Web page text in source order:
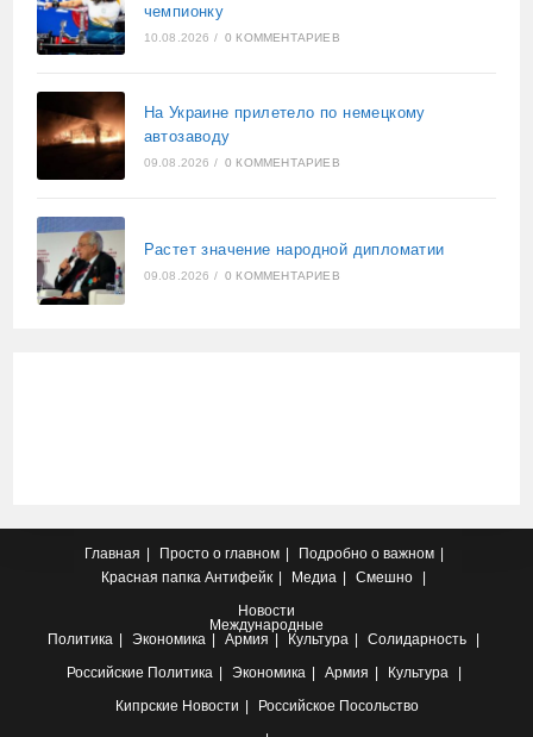
чемпионку
10.08.2026 / 0 КОММЕНТАРИЕВ
На Украине прилетело по немецкому
автозаводу
09.08.2026 / 0 КОММЕНТАРИЕВ
Растет значение народной дипломатии
09.08.2026 / 0 КОММЕНТАРИЕВ
Главная Просто о главном
Подробно о важном
Красная папка Антифейк Медиа
Смешно
Новости
Международные
Политика
Экономика Армия Культура
Солидарность
Российские Политика Экономика Армия
Культура
Кипрские Новости Российское Посольство